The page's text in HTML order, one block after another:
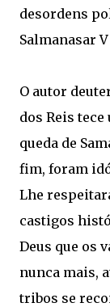
desordens
Salmanasar
O autor
dos Reis
queda de
fim, foram
Lhe
castigos
Deus que os
nunca mais,
tribos se